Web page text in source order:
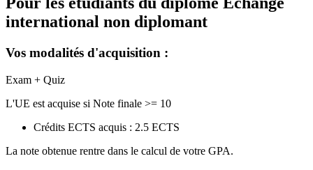
international non diplomant
Vos modalités d'acquisition :
Exam + Quiz
L'UE est acquise si Note finale >= 10
Crédits ECTS acquis : 2.5 ECTS
La note obtenue rentre dans le calcul de votre GPA.